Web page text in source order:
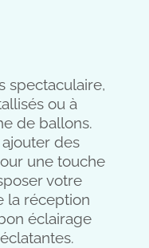
spectaculaire,
ou à
de ballons.
des
une touche
votre
la réception
éclairage